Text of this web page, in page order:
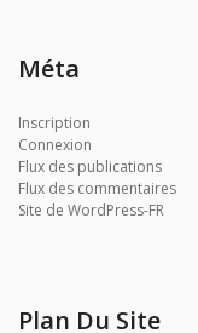
Méta
Inscription
Connexion
Flux des publications
Flux des commentaires
Site de WordPress-FR
Plan Du Site